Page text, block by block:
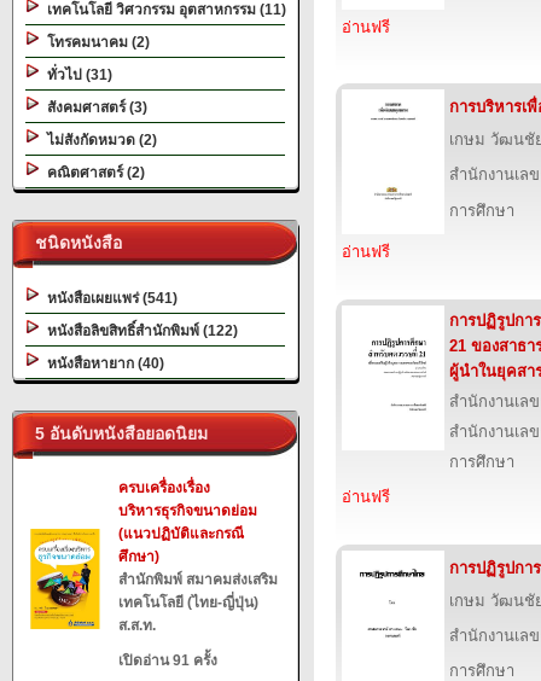
เทคโนโลยี วิศวกรรม อุตสาหกรรม (11)
โทรคมนาคม (2)
ทั่วไป (31)
สังคมศาสตร์ (3)
ไม่สังกัดหมวด (2)
คณิตศาสตร์ (2)
ชนิดหนังสือ
หนังสือเผยแพร่ (541)
หนังสือลิขสิทธิ์สำนักพิมพ์ (122)
หนังสือหายาก (40)
5 อันดับหนังสือยอดนิยม
ครบเครื่องเรื่อง
บริหารธุรกิจขนาดย่อม
(แนวปฏิบัติและกรณี
ศึกษา)
สำนักพิมพ์ สมาคมส่งเสริม
เทคโนโลยี (ไทย-ญี่ปุ่น)
ส.ส.ท.
เปิดอ่าน 91 ครั้ง
อ่านฟรี
การบริหาร
เกษม วัฒนชั
สำนักงานเล
การศึกษา
อ่านฟรี
การปฏิรูปกา
21 ของสาธา
ผู้นำในยุคสา
สำนักงานเล
สำนักงานเล
การศึกษา
อ่านฟรี
การปฏิรูปกา
เกษม วัฒนชั
สำนักงานเล
การศึกษา